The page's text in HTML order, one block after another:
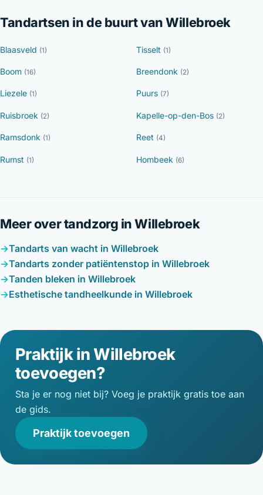
Tandartsen in de buurt van Willebroek
Blaasveld (1) Tisselt (1)
Boom (16) Breendonk (2)
Liezele (1) Puurs (7)
Ruisbroek (2) Kapelle-op-den-Bos (2)
Ramsdonk (1) Reet (4)
Rumst (1) Hombeek (6)
Meer over tandzorg in Willebroek
Tandarts van wacht in Willebroek
Tandarts zonder patiëntenstop in Willebroek
Tanden bleken in Willebroek
Esthetische tandheelkunde in Willebroek
Praktijk in Willebroek
toevoegen?
Sta je er nog niet bij? Voeg je praktijk gratis toe aan
de gids.
Praktijk toevoegen